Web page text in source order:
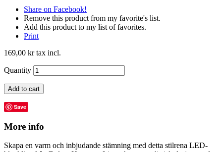
Share on Facebook!
Remove this product from my favorite's list.
Add this product to my list of favorites.
Print
169,00 krtax incl.
Quantity
Add to cart
Save
More info
Skapa en varm och inbjudande stämning med detta stilrena LED-